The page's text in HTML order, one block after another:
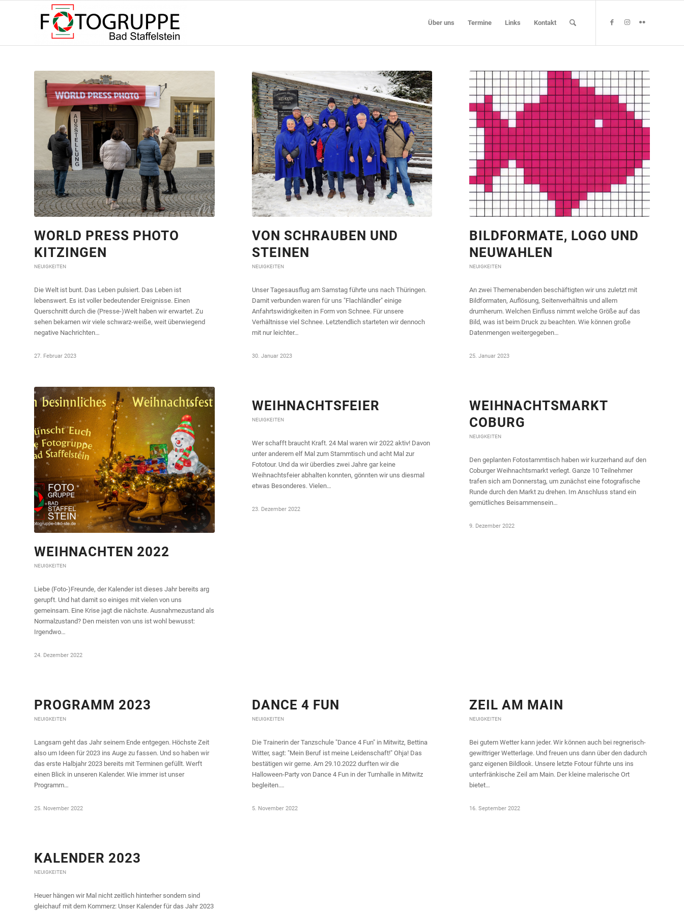
Über uns Termine Links Kontakt
WORLD PRESS PHOTO
KITZINGEN
NEUIGKEITEN
Die Welt ist bunt. Das Leben pulsiert. Das Leben ist
lebenswert. Es ist voller bedeutender Ereignisse. Einen
Querschnitt durch die (Presse-)Welt haben wir erwartet. Zu
sehen bekamen wir viele schwarz-weiße, weit überwiegend
negative Nachrichten…
27. Februar 2023
VON SCHRAUBEN UND
STEINEN
NEUIGKEITEN
Unser Tagesausflug am Samstag führte uns nach Thüringen.
Damit verbunden waren für uns "Flachländler" einige
Anfahrtswidrigkeiten in Form von Schnee. Für unsere
Verhältnisse viel Schnee. Letztendlich starteten wir dennoch
mit nur leichter…
30. Januar 2023
BILDFORMATE, LOGO UND
NEUWAHLEN
NEUIGKEITEN
An zwei Themenabenden beschäftigten wir uns zuletzt mit
Bildformaten, Auflösung, Seitenverhältnis und allem
drumherum. Welchen Einfluss nimmt welche Größe auf das
Bild, was ist beim Druck zu beachten. Wie können große
Datenmengen weitergegeben…
25. Januar 2023
WEIHNACHTEN 2022
NEUIGKEITEN
Liebe (Foto-)Freunde, der Kalender ist dieses Jahr bereits arg
gerupft. Und hat damit so einiges mit vielen von uns
gemeinsam. Eine Krise jagt die nächste. Ausnahmezustand als
Normalzustand? Den meisten von uns ist wohl bewusst:
Irgendwo…
24. Dezember 2022
WEIHNACHTSFEIER
NEUIGKEITEN
Wer schafft braucht Kraft. 24 Mal waren wir 2022 aktiv! Davon
unter anderem elf Mal zum Stammtisch und acht Mal zur
Fototour. Und da wir überdies zwei Jahre gar keine
Weihnachtsfeier abhalten konnten, gönnten wir uns diesmal
etwas Besonderes. Vielen…
23. Dezember 2022
WEIHNACHTSMARKT
COBURG
NEUIGKEITEN
Den geplanten Fotostammtisch haben wir kurzerhand auf den
Coburger Weihnachtsmarkt verlegt. Ganze 10 Teilnehmer
trafen sich am Donnerstag, um zunächst eine fotografische
Runde durch den Markt zu drehen. Im Anschluss stand ein
gemütliches Beisammensein…
9. Dezember 2022
PROGRAMM 2023
NEUIGKEITEN
Langsam geht das Jahr seinem Ende entgegen. Höchste Zeit
also um Ideen für 2023 ins Auge zu fassen. Und so haben wir
das erste Halbjahr 2023 bereits mit Terminen gefüllt. Werft
einen Blick in unseren Kalender. Wie immer ist unser
Programm…
25. November 2022
DANCE 4 FUN
NEUIGKEITEN
Die Trainerin der Tanzschule "Dance 4 Fun" in Mitwitz, Bettina
Witter, sagt: "Mein Beruf ist meine Leidenschaft!" Ohja! Das
bestätigen wir gerne. Am 29.10.2022 durften wir die
Halloween-Party von Dance 4 Fun in der Turnhalle in Mitwitz
begleiten.…
5. November 2022
ZEIL AM MAIN
NEUIGKEITEN
Bei gutem Wetter kann jeder. Wir können auch bei regnerisch-
gewittriger Wetterlage. Und freuen uns dann über den dadurch
ganz eigenen Bildlook. Unsere letzte Fotour führte uns ins
unterfränkische Zeil am Main. Der kleine malerische Ort
bietet…
16. September 2022
KALENDER 2023
NEUIGKEITEN
Heuer hängen wir Mal nicht zeitlich hinterher sondern sind
gleichauf mit dem Kommerz: Unser Kalender für das Jahr 2023